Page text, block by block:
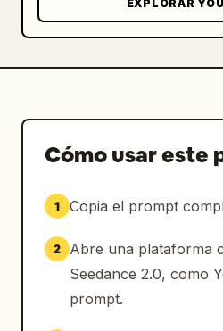
EXPLORAR
Cómo usar este
1 Copia el prompt
2
Abre una plataforma
Seedance 2.0, como
prompt.